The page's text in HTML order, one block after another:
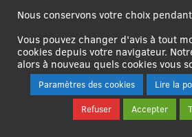
déconnecter
utilisateur
Nous conservons votre choix
Vous pouvez changer d'avis à tout
cookies depuis votre navigateur.
alors à nouveau quels cookies vous
Paramètres des cookies
Lire la
Refuser
Accepter